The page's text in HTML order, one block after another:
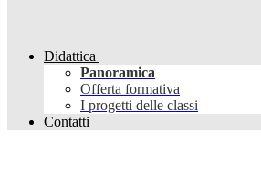
Didattica
Panoramica
Offerta formativa
I progetti delle classi
Contatti